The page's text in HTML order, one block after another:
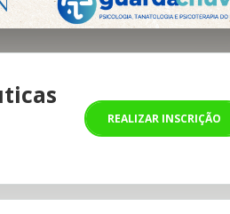
REALIZAR INSCRIÇÃO